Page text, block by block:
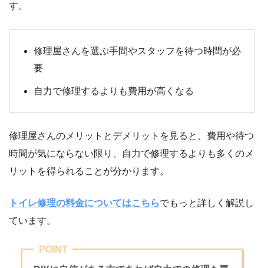
す。
修理屋さんを選ぶ手間やスタッフを待つ時間が必
要
自力で修理するよりも費用が高くなる
修理屋さんのメリットとデメリットを見ると、費用や待つ
時間が気にならない限り、自力で修理するよりも多くのメ
リットを得られることが分かります。
トイレ修理の料金についてはこちらでもっと詳しく解説し
ています。
POINT